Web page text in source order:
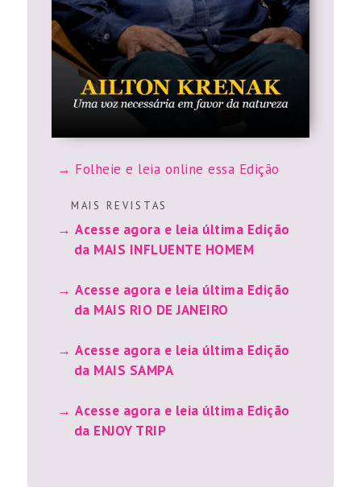
Folheie e leia online essa Edição
M A I S R E V I S T A S
Acesse agora e leia última Edição
da MAIS INFLUENTE HOMEM
Acesse agora e leia última Edição
da MAIS RIO DE JANEIRO
Acesse agora e leia última Edição
da MAIS SAMPA
Acesse agora e leia última Edição
da ENJOY TRIP